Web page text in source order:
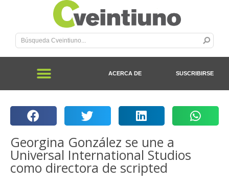
ACERCA DE SUSCRIBIRSE
Georgina González se une a
Universal International Studios
como directora de scripted